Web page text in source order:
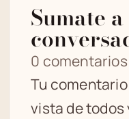
Sumate
0 comentarios
Tu
vista de todos